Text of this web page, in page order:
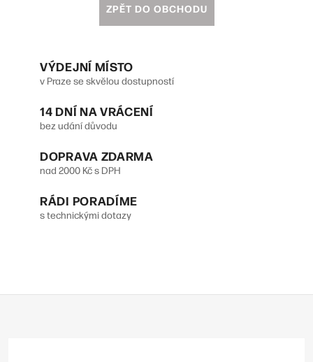
ZPĚT DO OBCHODU
VÝDEJNÍ MÍSTO
v Praze se skvělou dostupností
14 DNÍ NA VRÁCENÍ
bez udání důvodu
DOPRAVA ZDARMA
nad 2000 Kč s DPH
RÁDI PORADÍME
s technickými dotazy